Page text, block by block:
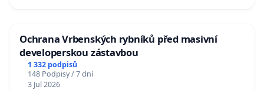
Ochrana Vrbenských rybníků před masivní
developerskou zástavbou
1 332 podpisů
148 Podpisy / 7 dní
3 Jul 2026